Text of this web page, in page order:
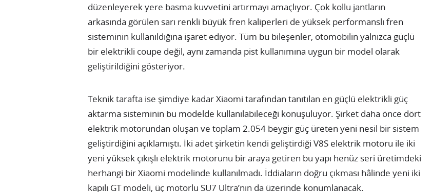
düzenleyerek yere basma kuvvetini artırmayı amaçlıyor. Çok kollu jantların
arkasında görülen sarı renkli büyük fren kaliperleri de yüksek performanslı fren
sisteminin kullanıldığına işaret ediyor. Tüm bu bileşenler, otomobilin yalnızca güçlü
bir elektrikli coupe değil, aynı zamanda pist kullanımına uygun bir model olarak
geliştirildiğini gösteriyor.
Teknik tarafta ise şimdiye kadar Xiaomi tarafından tanıtılan en güçlü elektrikli güç
aktarma sisteminin bu modelde kullanılabileceği konuşuluyor. Şirket daha önce dört
elektrik motorundan oluşan ve toplam 2.054 beygir güç üreten yeni nesil bir sistem
geliştirdiğini açıklamıştı. İki adet şirketin kendi geliştirdiği V8S elektrik motoru ile iki
yeni yüksek çıkışlı elektrik motorunu bir araya getiren bu yapı henüz seri üretimdeki
herhangi bir Xiaomi modelinde kullanılmadı. İddiaların doğru çıkması hâlinde yeni iki
kapılı GT modeli, üç motorlu SU7 Ultra’nın da üzerinde konumlanacak.